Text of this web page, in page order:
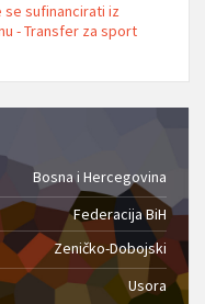
se sufinancirati iz
- Transfer za sport
Bosna i Hercegovina
Federacija BiH
Zeničko-Dobojski
Usora